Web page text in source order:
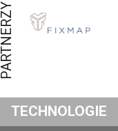
PARTNERZY
TECHNOLOGIE